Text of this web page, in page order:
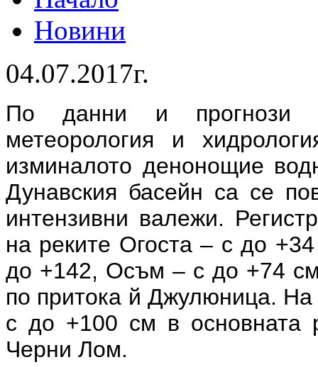
Новини
04.07.2017г.
По данни и прогнози
метеорология и
изминалото денонощие
Дунавския басейн са се
интензивни валежи.
на реките Огоста – с до
до +142, Осъм – с до +74
по притока й Джулюница.
с до +100 см в
Черни Лом.